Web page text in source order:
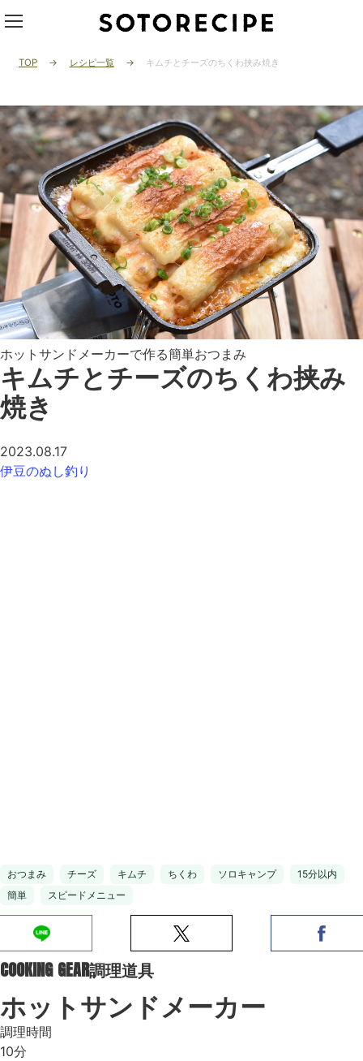
TOP レシピ一覧 キムチとチーズのちくわ挟み焼き
ホットサンドメーカーで作る簡単おつまみ
キムチとチーズのちくわ挟み
焼き
2023.08.17
伊豆のぬし釣り
おつまみ チーズ キムチ ちくわ ソロキャンプ
15分以内
簡単
スピードメニュー
COOKING GEAR調理道具
ホットサンドメーカー
調理時間
10分